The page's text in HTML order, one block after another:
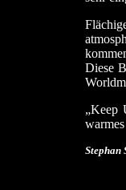
Diese
„Keep
Stephan